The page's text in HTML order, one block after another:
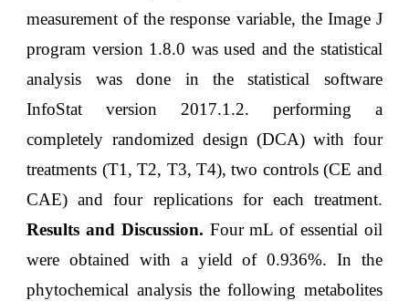
measurement of the response variable, the Image J
program version 1.8.0 was used and the statistical
analysis was done in the statistical software
InfoStat version 2017.1.2. performing a
completely randomized design (DCA) with four
treatments (T1, T2, T3, T4), two controls (CE and
CAE) and four replications for each treatment.
Results and Discussion. Four mL of essential oil
were obtained with a yield of 0.936%. In the
phytochemical analysis the following metabolites